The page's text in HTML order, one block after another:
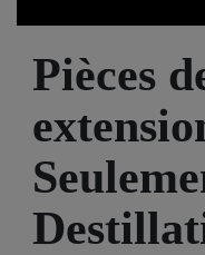
Pièces